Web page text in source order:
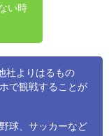
い時
社よりはるもの
で観戦することが
球、サッカーなど